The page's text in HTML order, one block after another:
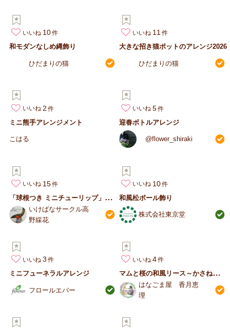
いいね 10
和モダンなしめ縄飾り
ひだまりの猫
いいね 11
大きな招き猫ポットのアレンジ2026
ひだまりの猫
いいね 2
ミニ熊手アレンジメント
こはる
いいね 5
迎春ボトルアレンジ
@flower_shiraki
いいね 15
「
球根つき ミニチューリップ」をいける
いけばなサークル高
野綵花
いいね 10
和風松ボール飾り
株式会社東京堂
いいね 3
ミニフューネラルアレンジ
フロールエバー
いいね 4
マ
ムと桜の和風リース～かさねのいろめ風 桜重の巻
はなごま屋 香月恵
理